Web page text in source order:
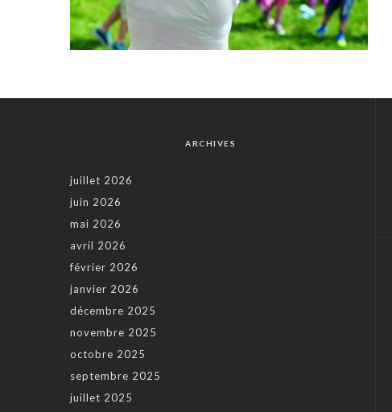
ARCHIVES
juillet 2026
juin 2026
mai 2026
avril 2026
février 2026
janvier 2026
décembre 2025
novembre 2025
octobre 2025
septembre 2025
juillet 2025